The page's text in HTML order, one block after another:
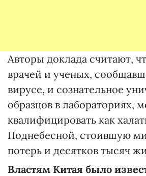
Авторы доклада считают,
врачей и ученых,
вирусе, и сознательное
образцов в лабораториях,
квалифицировать как
Поднебесной, стоившую
потерь и десятков тысяч
Властям Китая было